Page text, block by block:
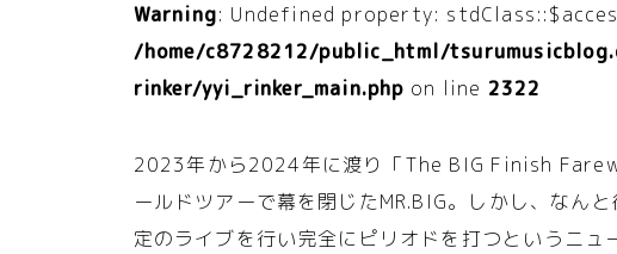
Warning: Undefined property:
/home/c8728212/public_html/
rinker/yyi_rinker_main.php on line 2322
2023年から2024年に渡り「The BIG Finish
ールドツアーで幕を閉じたMR.BIG。しかし、なん
定のライブを行い完全にピリオドを打つというニュ